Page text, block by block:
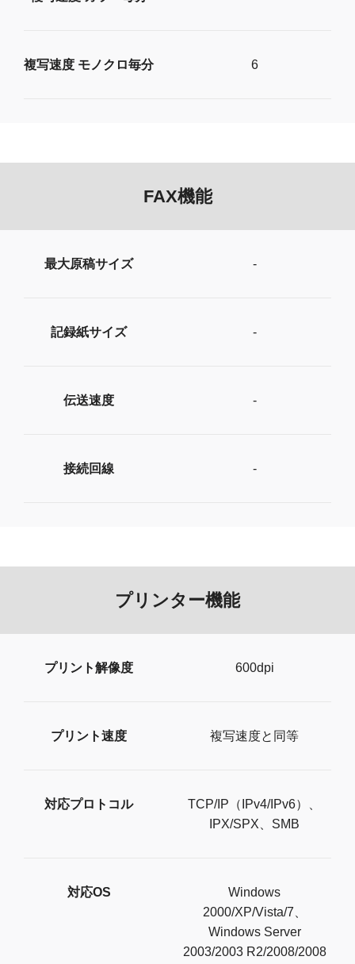
複写速度 モノクロ毎分 6
FAX機能
最大原稿サイズ -
記録紙サイズ -
伝送速度 -
接続回線 -
プリンター機能
プリント解像度 600dpi
プリント速度 複写速度と同等
対応プロトコル
TCP/IP（IPv4/IPv6）、
IPX/SPX、SMB
対応OS
Windows
2000/XP/Vista/7、
Windows Server
2003/2003 R2/2008/2008